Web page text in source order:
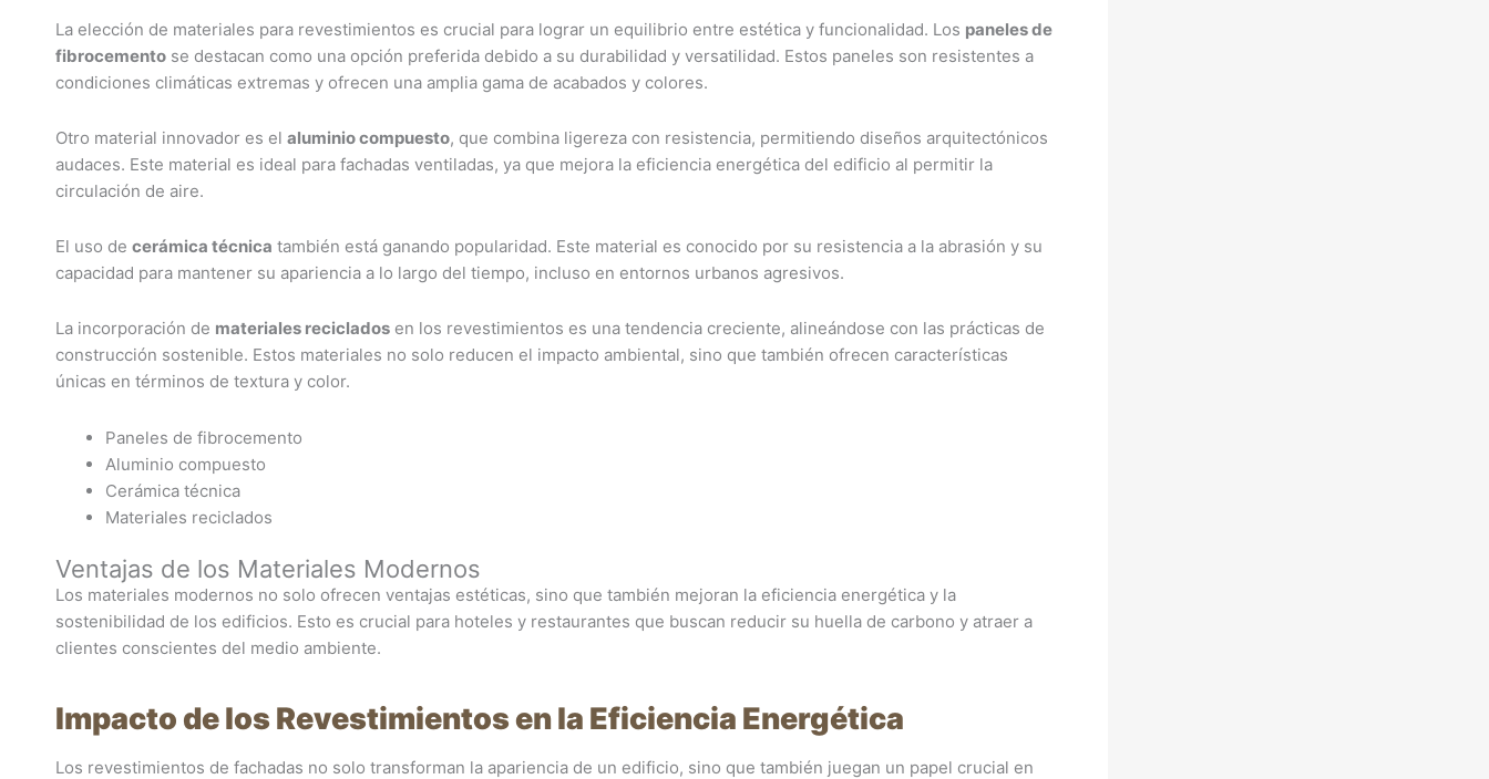
La elección de materiales para revestimientos es crucial para lograr un equilibrio entre estética y funcionalidad. Los paneles de
fibrocemento se destacan como una opción preferida debido a su durabilidad y versatilidad. Estos paneles son resistentes a
condiciones climáticas extremas y ofrecen una amplia gama de acabados y colores.
Otro material innovador es el aluminio compuesto, que combina ligereza con resistencia, permitiendo diseños arquitectónicos
audaces. Este material es ideal para fachadas ventiladas, ya que mejora la eficiencia energética del edificio al permitir la
circulación de aire.
El uso de cerámica técnica también está ganando popularidad. Este material es conocido por su resistencia a la abrasión y su
capacidad para mantener su apariencia a lo largo del tiempo, incluso en entornos urbanos agresivos.
La incorporación de materiales reciclados en los revestimientos es una tendencia creciente, alineándose con las prácticas de
construcción sostenible. Estos materiales no solo reducen el impacto ambiental, sino que también ofrecen características
únicas en términos de textura y color.
Paneles de fibrocemento
Aluminio compuesto
Cerámica técnica
Materiales reciclados
Ventajas de los Materiales Modernos
Los materiales modernos no solo ofrecen ventajas estéticas, sino que también mejoran la eficiencia energética y la
sostenibilidad de los edificios. Esto es crucial para hoteles y restaurantes que buscan reducir su huella de carbono y atraer a
clientes conscientes del medio ambiente.
Impacto de los Revestimientos en la Eficiencia Energética
Los revestimientos de fachadas no solo transforman la apariencia de un edificio, sino que también juegan un papel crucial en